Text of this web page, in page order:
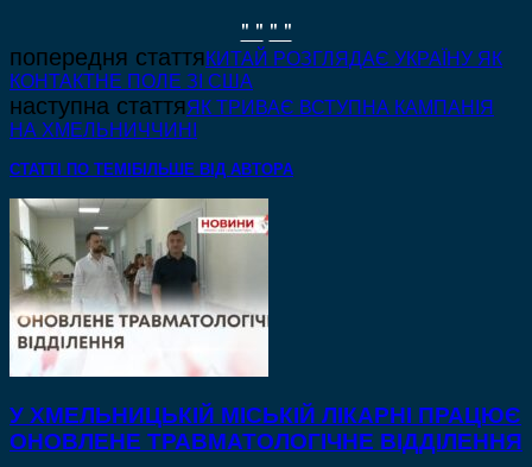
" " " "
попередня статтяКИТАЙ РОЗГЛЯДАЄ УКРАЇНУ ЯК
КОНТАКТНЕ ПОЛЕ ЗІ США
наступна статтяЯК ТРИВАЄ ВСТУПНА КАМПАНІЯ
НА ХМЕЛЬНИЧЧИНІ
СТАТТІ ПО ТЕМІ БІЛЬШЕ ВІД АВТОРА
У ХМЕЛЬНИЦЬКІЙ МІСЬКІЙ ЛІКАРНІ ПРАЦЮЄ
ОНОВЛЕНЕ ТРАВМАТОЛОГІЧНЕ ВІДДІЛЕННЯ